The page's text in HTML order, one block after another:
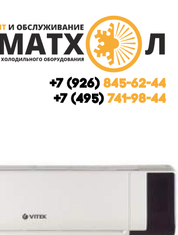
+7 (926)845-62-44
+7 (495)741-98-44